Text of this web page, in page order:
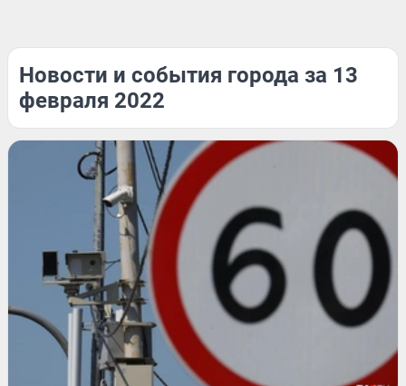
Новости и события города за 13
февраля 2022